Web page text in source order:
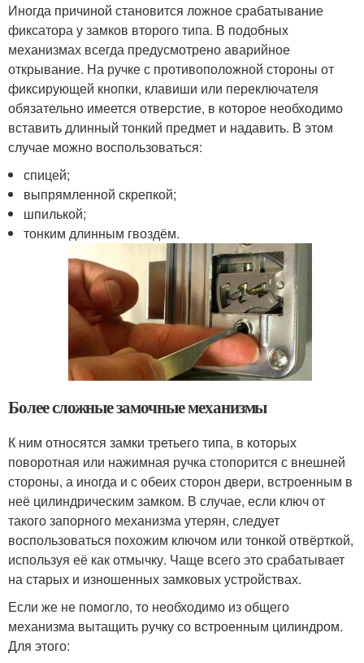
Иногда причиной становится ложное срабатывание
фиксатора у замков второго типа. В подобных
механизмах всегда предусмотрено аварийное
открывание. На ручке с противоположной стороны от
фиксирующей кнопки, клавиши или переключателя
обязательно имеется отверстие, в которое необходимо
вставить длинный тонкий предмет и надавить. В этом
случае можно воспользоваться:
спицей;
выпрямленной скрепкой;
шпилькой;
тонким длинным гвоздём.
Более сложные замочные механизмы
К ним относятся замки третьего типа, в которых
поворотная или нажимная ручка стопорится с внешней
стороны, а иногда и с обеих сторон двери, встроенным в
неё цилиндрическим замком. В случае, если ключ от
такого запорного механизма утерян, следует
воспользоваться похожим ключом или тонкой отвёрткой,
используя её как отмычку. Чаще всего это срабатывает
на старых и изношенных замковых устройствах.
Если же не помогло, то необходимо из общего
механизма вытащить ручку со встроенным цилиндром.
Для этого: